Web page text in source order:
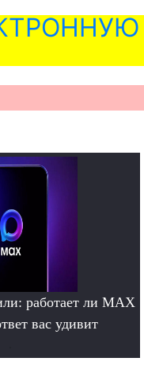
работает ли MAX
вас удивит